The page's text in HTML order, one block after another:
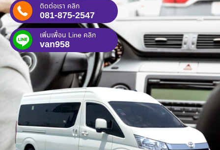
ติดต่อเรา คลิก
081-875-2547
เพิ่มเพื่อน Line คลิก
van958